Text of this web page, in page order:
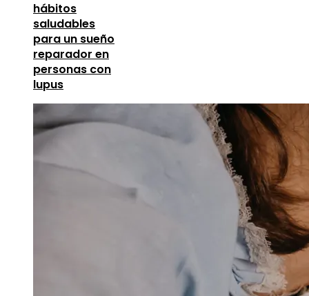
hábitos
saludables
para un sueño
reparador en
personas con
lupus